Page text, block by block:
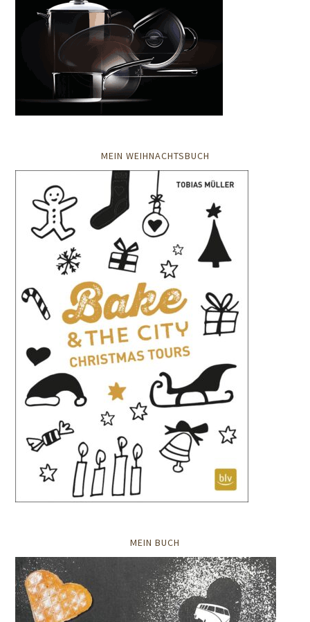
MEIN WEIHNACHTSBUCH
MEIN BUCH